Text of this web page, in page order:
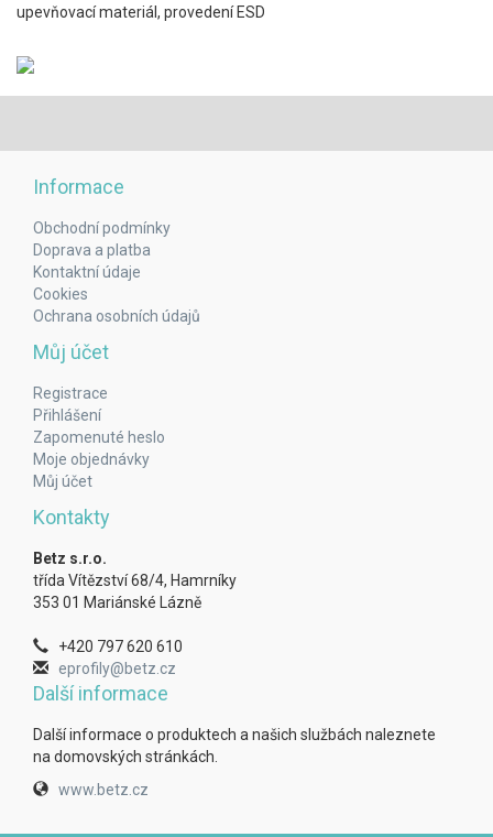
upevňovací materiál, provedení ESD
Informace
Obchodní podmínky
Doprava a platba
Kontaktní údaje
Cookies
Ochrana osobních údajů
Můj účet
Registrace
Přihlášení
Zapomenuté heslo
Moje objednávky
Můj účet
Kontakty
Betz s.r.o.
třída Vítězství 68/4, Hamrníky
353 01 Mariánské Lázně
+420 797 620 610
eprofily@betz.cz
Další informace
Další informace o produktech a našich službách naleznete
na domovských stránkách.
www.betz.cz